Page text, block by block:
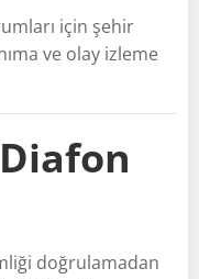
için şehir
ve olay izleme
doğrulamadan